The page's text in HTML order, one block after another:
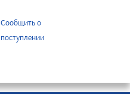
Сообщить о
поступлении